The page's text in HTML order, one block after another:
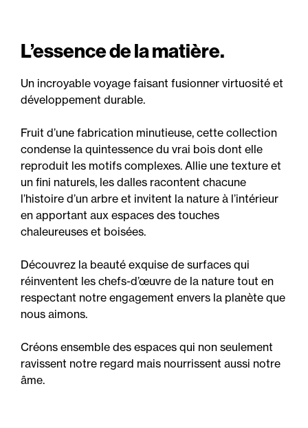
L’essence de la matière.
Un incroyable voyage faisant fusionner virtuosité et
développement durable.
Fruit d’une fabrication minutieuse, cette collection
condense la quintessence du vrai bois dont elle
reproduit les motifs complexes. Allie une texture et
un fini naturels, les dalles racontent chacune
l’histoire d’un arbre et invitent la nature à l’intérieur
en apportant aux espaces des touches
chaleureuses et boisées.
Découvrez la beauté exquise de surfaces qui
réinventent les chefs-d’œuvre de la nature tout en
respectant notre engagement envers la planète que
nous aimons.
Créons ensemble des espaces qui non seulement
ravissent notre regard mais nourrissent aussi notre
âme.